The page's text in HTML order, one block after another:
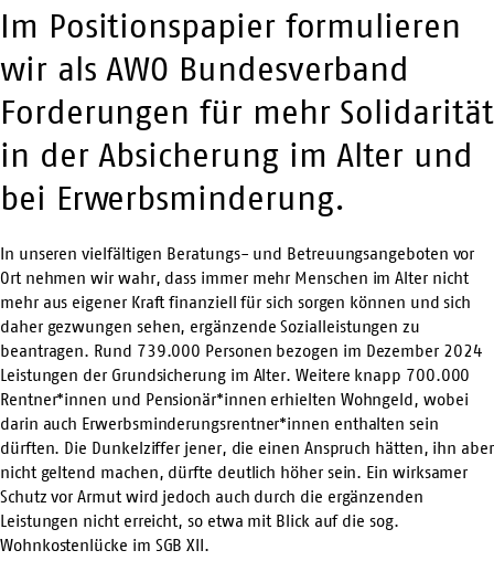
Im Positionspapier formulieren
wir als AWO Bundesverband
Forderungen für mehr Solidarität
in der Absicherung im Alter und
bei Erwerbsminderung.
In unseren vielfältigen Beratungs- und Betreuungsangeboten vor
Ort nehmen wir wahr, dass immer mehr Menschen im Alter nicht
mehr aus eigener Kraft finanziell für sich sorgen können und sich
daher gezwungen sehen, ergänzende Sozialleistungen zu
beantragen. Rund 739.000 Personen bezogen im Dezember 2024
Leistungen der Grundsicherung im Alter. Weitere knapp 700.000
Rentner*innen und Pensionär*innen erhielten Wohngeld, wobei
darin auch Erwerbsminderungsrentner*innen enthalten sein
dürften. Die Dunkelziffer jener, die einen Anspruch hätten, ihn aber
nicht geltend machen, dürfte deutlich höher sein. Ein wirksamer
Schutz vor Armut wird jedoch auch durch die ergänzenden
Leistungen nicht erreicht, so etwa mit Blick auf die sog.
Wohnkostenlücke im SGB XII.